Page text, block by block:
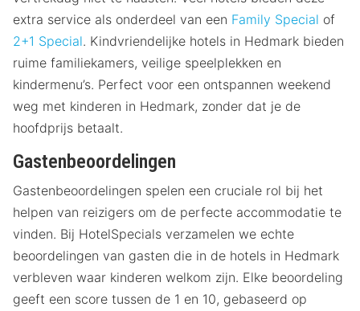
extra service als onderdeel van een Family Special of
2+1 Special. Kindvriendelijke hotels in Hedmark bieden
ruime familiekamers, veilige speelplekken en
kindermenu’s. Perfect voor een ontspannen weekend
weg met kinderen in Hedmark, zonder dat je de
hoofdprijs betaalt.
Gastenbeoordelingen
Gastenbeoordelingen spelen een cruciale rol bij het
helpen van reizigers om de perfecte accommodatie te
vinden. Bij HotelSpecials verzamelen we echte
beoordelingen van gasten die in de hotels in Hedmark
verbleven waar kinderen welkom zijn. Elke beoordeling
geeft een score tussen de 1 en 10, gebaseerd op